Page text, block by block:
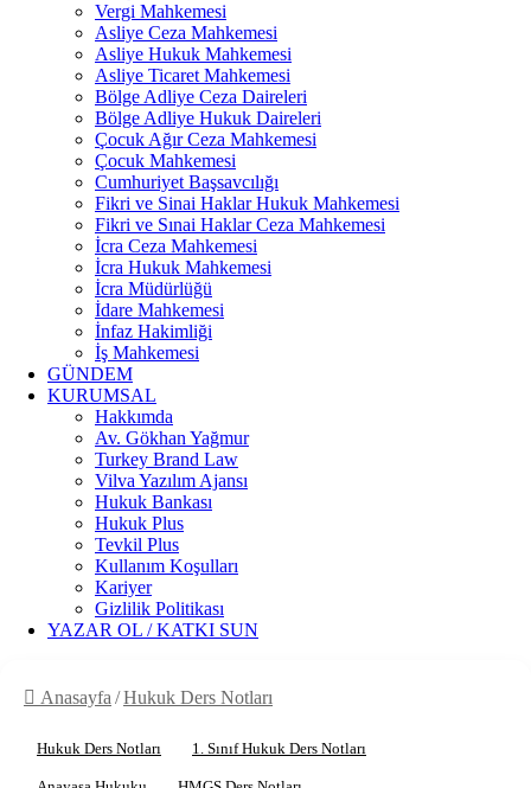
Vergi Mahkemesi
Asliye Ceza Mahkemesi
Asliye Hukuk Mahkemesi
Asliye Ticaret Mahkemesi
Bölge Adliye Ceza Daireleri
Bölge Adliye Hukuk Daireleri
Çocuk Ağır Ceza Mahkemesi
Çocuk Mahkemesi
Cumhuriyet Başsavcılığı
Fikri ve Sinai Haklar Hukuk Mahkemesi
Fikri ve Sınai Haklar Ceza Mahkemesi
İcra Ceza Mahkemesi
İcra Hukuk Mahkemesi
İcra Müdürlüğü
İdare Mahkemesi
İnfaz Hakimliği
İş Mahkemesi
GÜNDEM
KURUMSAL
Hakkımda
Av. Gökhan Yağmur
Turkey Brand Law
Vilva Yazılım Ajansı
Hukuk Bankası
Hukuk Plus
Tevkil Plus
Kullanım Koşulları
Kariyer
Gizlilik Politikası
YAZAR OL / KATKI SUN
Anasayfa /Hukuk Ders Notları
Hukuk Ders Notları 1. Sınıf Hukuk Ders Notları